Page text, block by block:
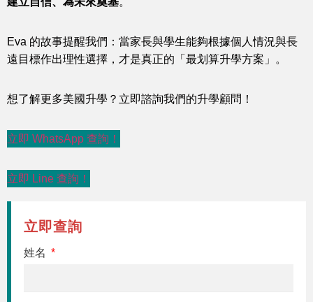
Eva 的故事提醒我們：當家長與學生能夠根據個人情況與長
遠目標作出理性選擇，才是真正的「最划算升學方案」。
想了解更多美國升學？立即諮詢我們的升學顧問！
立即 WhatsApp 查詢！
立即 Line 查詢！
立即查詢
姓名